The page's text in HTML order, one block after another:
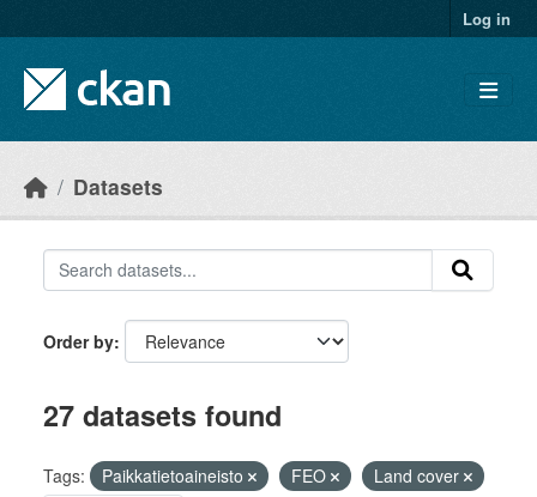
Log in
Datasets
Order by
27 datasets found
Tags: Paikkatietoaineisto FEO
Land cover